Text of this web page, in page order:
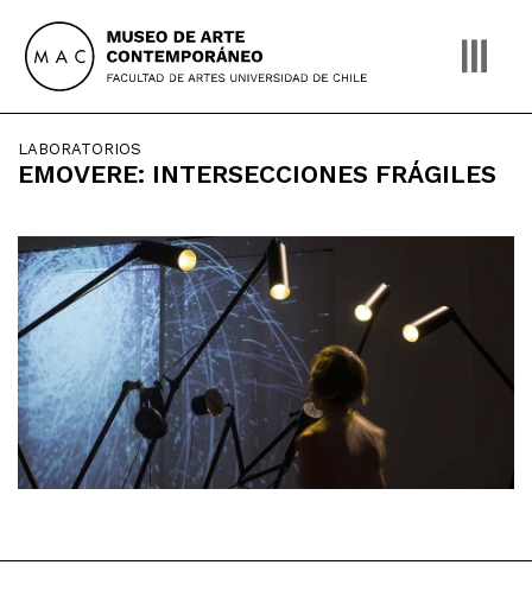
content
LABORATORIOS
EMOVERE: INTERSECCIONES FRÁGILES